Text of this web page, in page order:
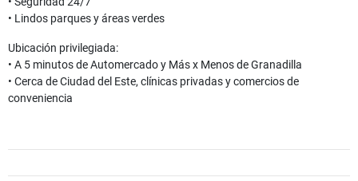
• Lindos parques y áreas verdes
Ubicación privilegiada:
• A 5 minutos de Automercado y Más x Menos de Granadilla
• Cerca de Ciudad del Este, clínicas privadas y comercios de
conveniencia